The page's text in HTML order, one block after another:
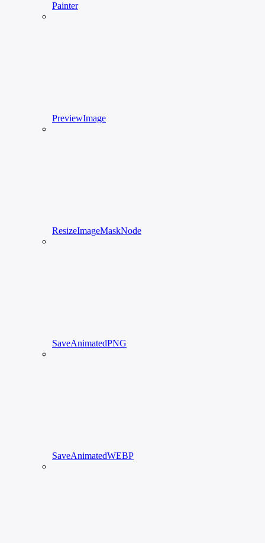
Painter
PreviewImage
ResizeImageMaskNode
SaveAnimatedPNG
SaveAnimatedWEBP